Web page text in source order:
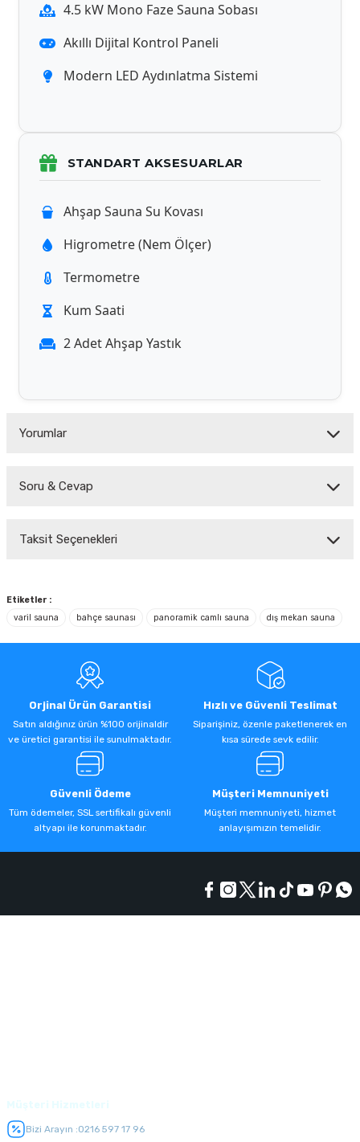
4.5 kW Mono Faze Sauna Sobası
Akıllı Dijital Kontrol Paneli
Modern LED Aydınlatma Sistemi
STANDART AKSESUARLAR
Ahşap Sauna Su Kovası
Higrometre (Nem Ölçer)
Termometre
Kum Saati
2 Adet Ahşap Yastık
Yorumlar
Soru & Cevap
Taksit Seçenekleri
Etiketler :
varil sauna
bahçe saunası panoramik camlı sauna dış mekan sauna
Orjinal Ürün Garantisi
Satın aldığınız ürün %100 orijinaldir
ve üretici garantisi ile sunulmaktadır.
Hızlı ve Güvenli Teslimat
Siparişiniz, özenle paketlenerek en
kısa sürede sevk edilir.
Güvenli Ödeme
Tüm ödemeler, SSL sertifikalı güvenli
altyapı ile korunmaktadır.
Müşteri Memnuniyeti
Müşteri memnuniyeti, hizmet
anlayışımızın temelidir.
Bizi Arayın :0216 597 17 96